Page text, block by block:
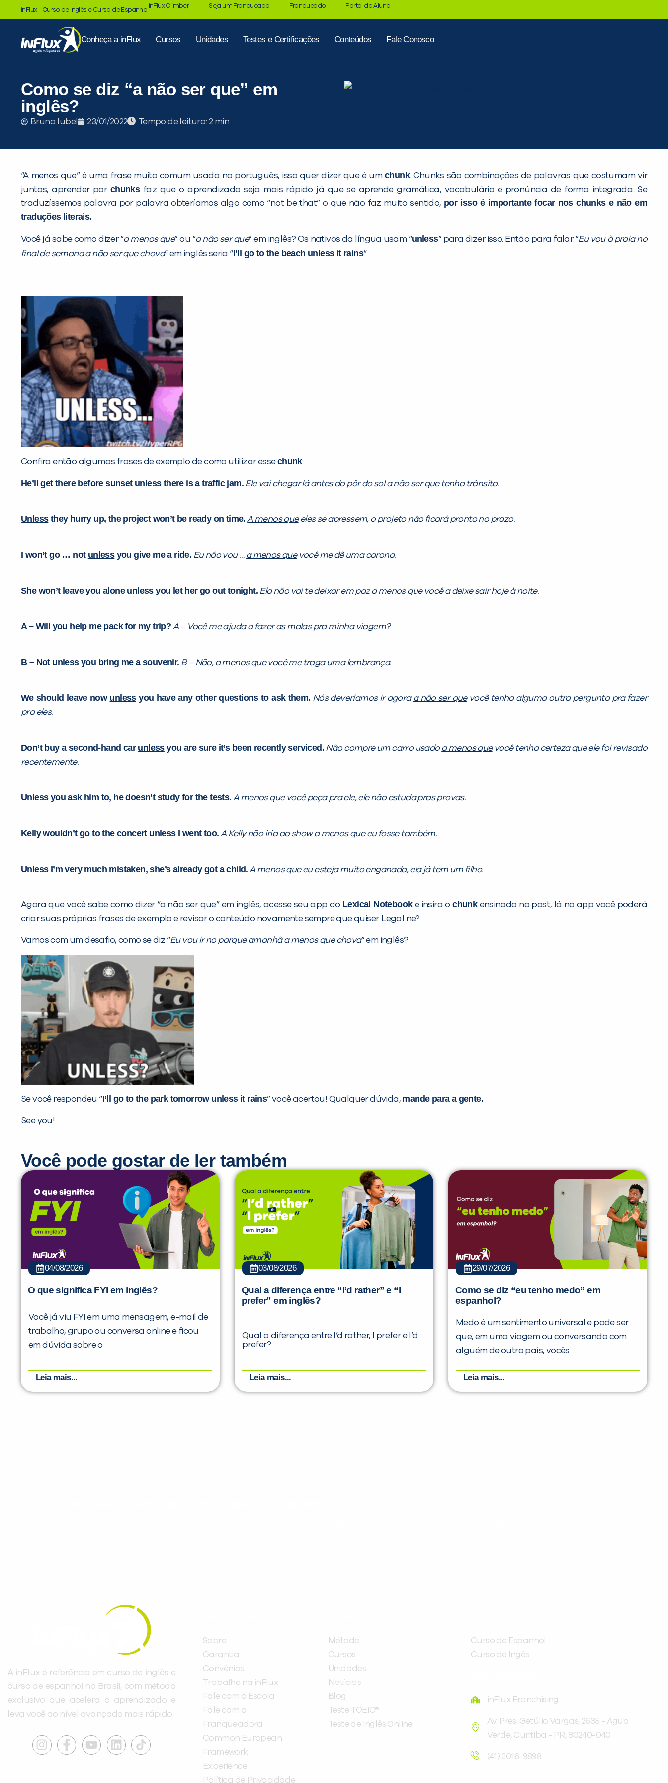
inFlux - Curso de Inglês e Curso de Espanhol
inFlux Climber Seja um Franqueado Franqueado Portal do Aluno
Conheça a inFlux Cursos Unidades Testes e Certificações Conteúdos Fale Conosco
Como se diz “a não ser que” em
inglês?
Bruna Iubel 23/01/2022 Tempo de leitura:
“A menos que” é uma frase muito comum usada no português, isso quer dizer que é umchunk. Chunks são combinações de palavras que costumam vir
juntas, aprender por chunksfaz que o aprendizado seja mais rápido já que se aprende gramática, vocabulário e pronúncia de forma integrada. Se
traduzíssemos palavra por palavra obteríamos algo como “not be that” o que não faz muito sentido, por isso é importante focar noschunkse não em
traduções literais.
Você já sabe como dizer “a menos que” ou “a não ser que” em inglês? Os nativos da língua usam “unless” para dizer isso. Então para falar “Eu vou à praia no
final de semanaa não ser quechova” em inglês seria “I’ll go to the beach unlessit rains“.
Confira então algumas frases de exemplo de como utilizar essechunk:
He’ll get there before sunset unlessthere is a traffic jam. Ele vai chegar lá antes do pôr do sola não ser quetenha trânsito.
Unlessthey hurry up, the project won’t be ready on time. A menos queeles se apressem, o projeto não ficará pronto no prazo.
I won’t go … not unlessyou give me a ride. Eu não vou … a menos quevocê me dê uma carona.
She won’t leave you alone unlessyou let her go out tonight. Ela não vai te deixar em paza menos quevocê a deixe sair hoje à noite.
A – Will you help me pack for my trip? A – Você me ajuda a fazer as malas pra minha viagem?
B – Not unlessyou bring me a souvenir. B – Não, a menos quevocê me traga uma lembrança.
We should leave now unlessyou have any other questions to ask them. Nós deveríamos ir agora a não ser quevocê tenha alguma outra pergunta pra fazer
pra eles.
Don’t buy a second-hand car unlessyou are sure it’s been recently serviced. Não compre um carro usadoa menos quevocê tenha certeza que ele foi revisado
recentemente.
Unlessyou ask him to, he doesn’t study for the tests. A menos quevocê peça pra ele, ele não estuda pras provas.
Kelly wouldn’t go to the concert unlessI went too. A Kelly não iria ao showa menos queeu fosse também.
UnlessI’m very much mistaken, she’s already got a child. A menos queeu esteja muito enganada, ela já tem um filho.
Agora que você sabe como dizer “a não ser que” em inglês, acesse seu app do Lexical Notebooke insira ochunkensinado no post, lá no app você poderá
criar suas próprias frases de exemplo e revisar o conteúdo novamente sempre que quiser. Legal ne?
Vamos com um desafio, como se diz “Eu vou ir no parque amanhã a menos que chova” em inglês?
Se você respondeu “I’ll go to the park tomorrow unless it rains” você acertou! Qualquer dúvida, mande para a gente.
See you!
Você pode gostar de ler também
04/08/2026
O que significa FYI em inglês?
Você já viu FYI em uma mensagem, e-mail de
trabalho, grupo ou conversa online e ficou
em dúvida sobre o
Leia mais...
03/08/2026
Qual a diferença entre “I’d rather” e “I
prefer” em inglês?
Qual a diferença entre I’d rather, I prefer e I’d
prefer?
Leia mais...
29/07/2026
Como se diz “eu tenho medo” em
espanhol?
Medo é um sentimento universal e pode ser
que, em uma viagem ou conversando com
alguém de outro país, vocês
Leia mais...
A inFlux é referência em curso de inglês e
curso de espanhol no Brasil, com método
exclusivo que acelera o aprendizado e
leva você ao nível avançado mais rápido.
Sobre
Garantia
Convênios
Trabalhe na inFlux
Fale com a Escola
Fale com a
Franqueadora
Common European
Framework
Experience
Política de Privacidade
Método
Cursos
Unidades
Notícias
Blog
Teste TOEIC®
Teste de Inglês Online
Curso de Espanhol
Curso de Ingês
inFlux Franchising
Av. Pres. Getúlio Vargas, 2635 - Água
Verde, Curitiba - PR, 80240-040
(41) 3016-9898
Você é aluno inFlux?